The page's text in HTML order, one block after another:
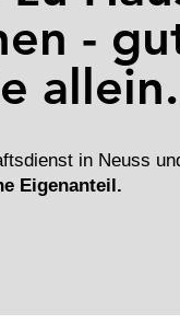
-
allein.
in Neuss
Eigenanteil.